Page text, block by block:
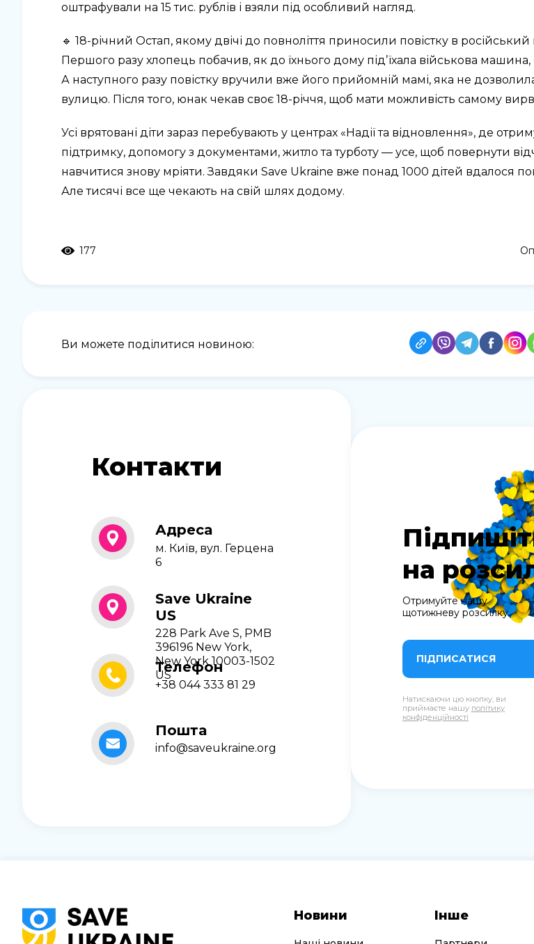
оштрафували на 15 тис. рублів і взяли під особливий нагляд.
🔹 18-річний Остап, якому двічі до повноліття приносили повістку в російський
Першого разу хлопець побачив, як до їхнього дому підʼїхала військова
А наступного разу повістку вручили вже його прийомній мамі, яка не
вулицю. Після того, юнак чекав своє 18-річчя, щоб мати можливість самому
Усі врятовані діти зараз перебувають у центрах «Надії та відновлення», де
підтримку, допомогу з документами, житло та турботу — усе, щоб повернути
навчитися знову мріяти. Завдяки Save Ukraine вже понад 1000 дітей вдалося
Але тисячі все ще чекають на свій шлях додому.
177
Ви можете поділитися новиною:
Контакти
Адреса
м. Київ, вул. Герцена
6
Save Ukraine
US
228 Park Ave S, PMB
396196 New York,
New York 10003-1502
US
Телефон
+38 044 333 81 29
Пошта
info@saveukraine.org
на
Отримуйте нашу
щотижневу розсилку
ПІДПИСАТИСЯ
Натискаючи цю кнопку, ви
приймаєте нашу політику
конфіденційності
Новини Інше